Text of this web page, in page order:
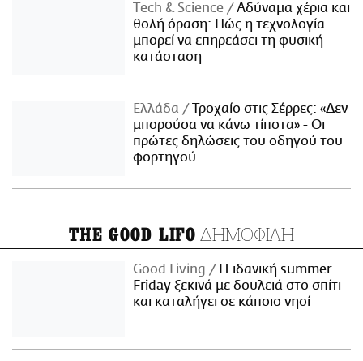
Τech & Science
Αδύναμα χέρια και
θολή όραση: Πώς η τεχνολογία
μπορεί να επηρεάσει τη φυσική
κατάσταση
Ελλάδα
Τροχαίο στις Σέρρες: «Δεν
μπορούσα να κάνω τίποτα» - Οι
πρώτες δηλώσεις του οδηγού του
φορτηγού
THE GOOD LIFO ΔΗΜΟΦΙΛΗ
Good Living
Η ιδανική summer
Friday ξεκινά με δουλειά στο σπίτι
και καταλήγει σε κάποιο νησί